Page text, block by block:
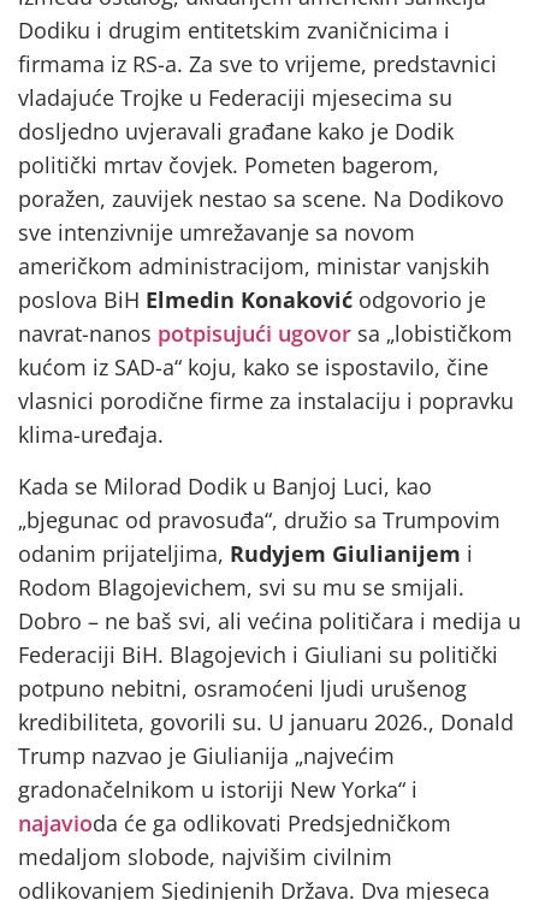
Dodiku i drugim entitetskim zvaničnicima i
firmama iz RS-a. Za sve to vrijeme, predstavnici
vladajuće Trojke u Federaciji mjesecima su
dosljedno uvjeravali građane kako je Dodik
politički mrtav čovjek. Pometen bagerom,
poražen, zauvijek nestao sa scene. Na Dodikovo
sve intenzivnije umrežavanje sa novom
američkom administracijom, ministar vanjskih
poslova BiH Elmedin Konaković odgovorio je
navrat-nanos potpisujući ugovor sa „lobističkom
kućom iz SAD-a“ koju, kako se ispostavilo, čine
vlasnici porodične firme za instalaciju i popravku
klima-uređaja.
Kada se Milorad Dodik u Banjoj Luci, kao
„bjegunac od pravosuđa“, družio sa Trumpovim
odanim prijateljima, Rudyjem Giulianijem i
Rodom Blagojevichem, svi su mu se smijali.
Dobro – ne baš svi, ali većina političara i medija u
Federaciji BiH. Blagojevich i Giuliani su politički
potpuno nebitni, osramoćeni ljudi urušenog
kredibiliteta, govorili su. U januaru 2026., Donald
Trump nazvao je Giulianija „najvećim
gradonačelnikom u istoriji New Yorka“ i
najavioda će ga odlikovati Predsjedničkom
medaljom slobode, najvišim civilnim
odlikovanjem Sjedinjenih Država. Dva mjeseca